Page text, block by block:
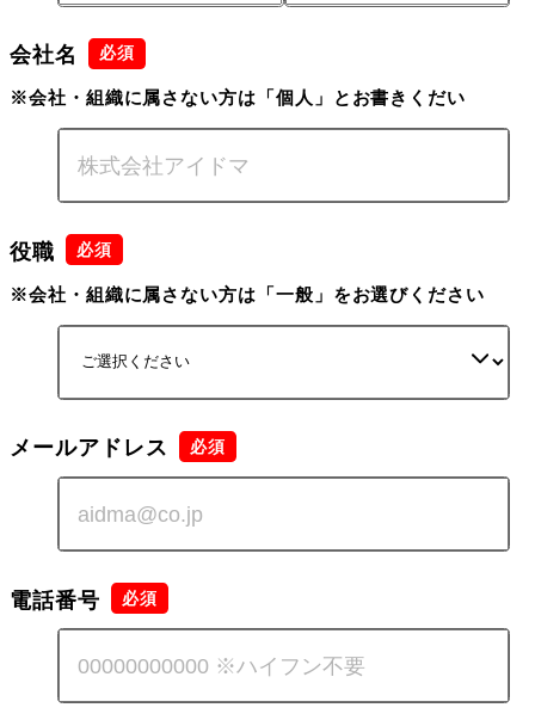
会社名
※会社・組織に属さない方は「個人」とお書きくだい
役職
※会社・組織に属さない方は「一般」をお選びください
メールアドレス
電話番号